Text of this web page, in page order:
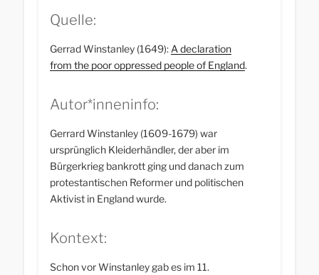
Quelle:
Gerrad Winstanley (1649): A declaration
from the poor oppressed people of England.
Autor*inneninfo:
Gerrard Winstanley (1609-1679) war
ursprünglich Kleiderhändler, der aber im
Bürgerkrieg bankrott ging und danach zum
protestantischen Reformer und politischen
Aktivist in England wurde.
Kontext:
Schon vor Winstanley gab es im 11.